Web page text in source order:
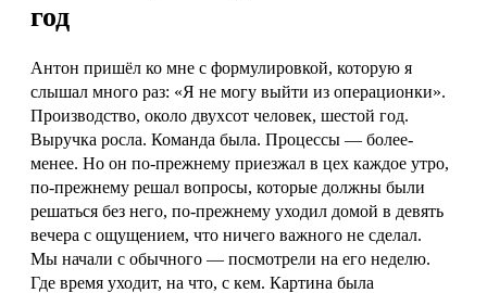
год
Антон пришёл ко мне с формулировкой, которую я
слышал много раз: «Я не могу выйти из операционки».
Производство, около двухсот человек, шестой год.
Выручка росла. Команда была. Процессы — более-
менее. Но он по-прежнему приезжал в цех каждое утро,
по-прежнему решал вопросы, которые должны были
решаться без него, по-прежнему уходил домой в девять
вечера с ощущением, что ничего важного не сделал.
Мы начали с обычного — посмотрели на его неделю.
Где время уходит, на что, с кем. Картина была